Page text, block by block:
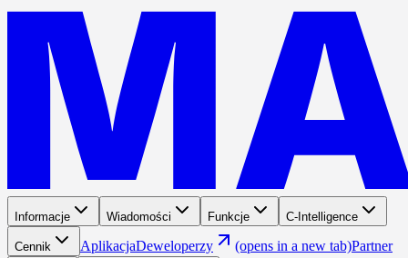
Informacje Wiadomości Funkcje C-Intelligence
Cennik AplikacjaDeweloperzy (opens in a new tab)Partner